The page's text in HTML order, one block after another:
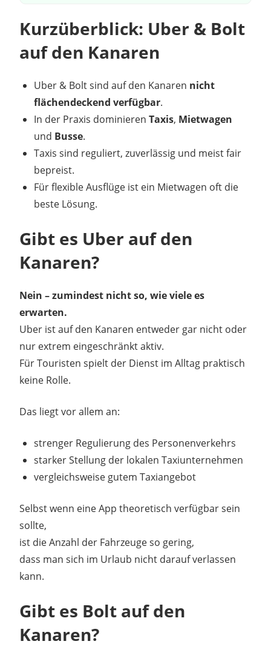
Kurzüberblick: Uber & Bolt
auf den Kanaren
Uber & Bolt sind auf den Kanaren nicht
flächendeckend verfügbar.
In der Praxis dominieren Taxis, Mietwagen
und Busse.
Taxis sind reguliert, zuverlässig und meist fair
bepreist.
Für flexible Ausflüge ist ein Mietwagen oft die
beste Lösung.
Gibt es Uber auf den
Kanaren?
Nein – zumindest nicht so, wie viele es
erwarten.
Uber ist auf den Kanaren entweder gar nicht oder
nur extrem eingeschränkt aktiv.
Für Touristen spielt der Dienst im Alltag praktisch
keine Rolle.
Das liegt vor allem an:
strenger Regulierung des Personenverkehrs
starker Stellung der lokalen Taxiunternehmen
vergleichsweise gutem Taxiangebot
Selbst wenn eine App theoretisch verfügbar sein
sollte,
ist die Anzahl der Fahrzeuge so gering,
dass man sich im Urlaub nicht darauf verlassen
kann.
Gibt es Bolt auf den
Kanaren?